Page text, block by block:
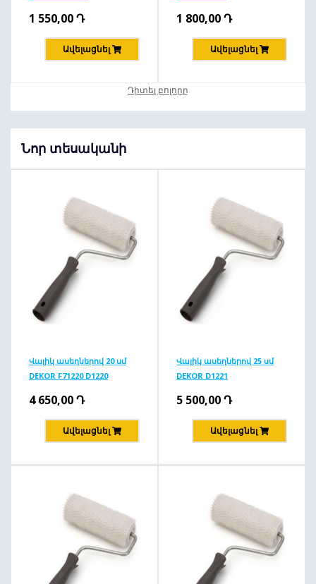
1 550,00Դ
Ավելացնել
1 800,00Դ
Ավելացնել
Դիտել բոլորը
Նոր տեսականի
Վալիկ ասեղներով 20 սմ
DEKOR F71220 D1220
4 650,00Դ
Ավելացնել
Վալիկ ասեղներով 25 սմ
DEKOR D1221
5 500,00Դ
Ավելացնել